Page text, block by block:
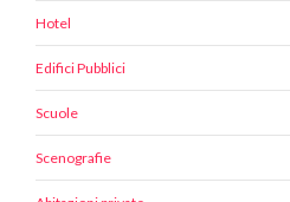
Hotel
Edifici Pubblici
Scuole
Scenografie